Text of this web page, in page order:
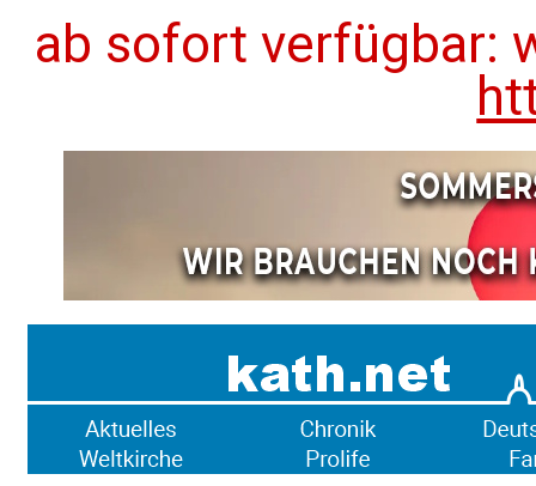
ab sofort verfügbar: